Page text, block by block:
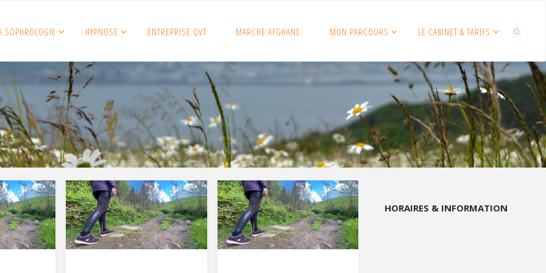
SOPHROLOGIE HYPNOSE ENTREPRISE QVT MARCHE AFGHANE MON PARCOURS LE CABINET & TARIFS
SEARCH
HORAIRES & INFORMATION